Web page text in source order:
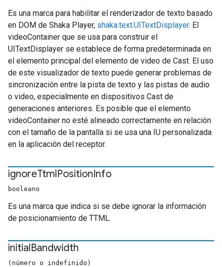
Es una marca para habilitar el renderizador de texto basado
en DOM de Shaka Player, shaka.text.UITextDisplayer. El
videoContainer que se usa para construir el
UITextDisplayer se establece de forma predeterminada en
el elemento principal del elemento de video de Cast. El uso
de este visualizador de texto puede generar problemas de
sincronización entre la pista de texto y las pistas de audio
o video, especialmente en dispositivos Cast de
generaciones anteriores. Es posible que el elemento
videoContainer no esté alineado correctamente en relación
con el tamaño de la pantalla si se usa una IU personalizada
en la aplicación del receptor.
ignoreTtmlPositionInfo
booleano
Es una marca que indica si se debe ignorar la información
de posicionamiento de TTML.
initialBandwidth
(número o indefinido)